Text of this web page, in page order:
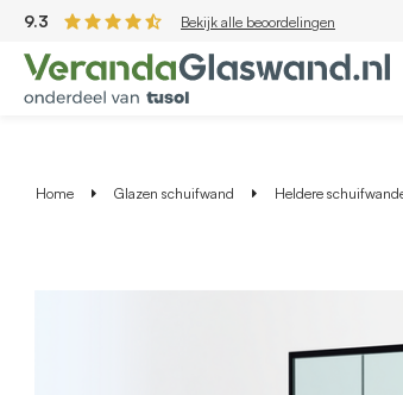
9.3 Bekijk alle beoordelingen
Home Glazen schuifwand Heldere